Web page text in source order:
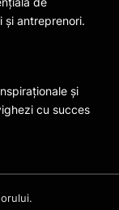
de
și antreprenori.
și
cu succes